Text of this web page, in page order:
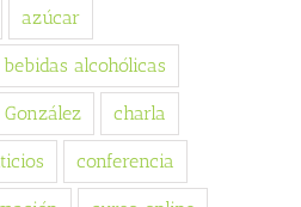
azúcar
bebidas alcohólicas
charla
conferencia